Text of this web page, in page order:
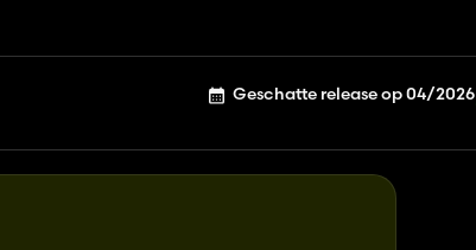
Geschatte release op 04/2026